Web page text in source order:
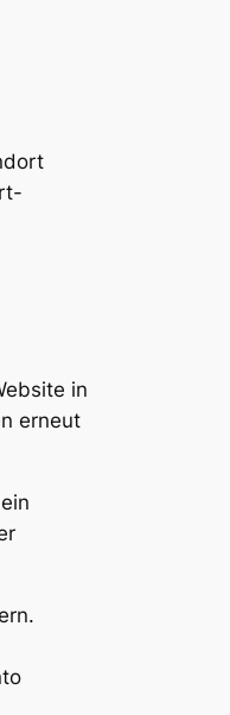
in
erneut